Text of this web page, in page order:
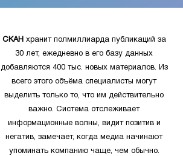
СКАН хранит полмиллиарда публикаций за
30 лет, ежедневно в его базу данных
добавляются 400 тыс. новых материалов. Из
всего этого объёма специалисты могут
выделить только то, что им действительно
важно. Система отслеживает
информационные волны, видит позитив и
негатив, замечает, когда медиа начинают
упоминать компанию чаще, чем обычно.